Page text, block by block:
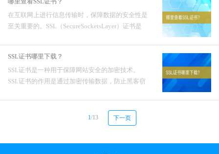
书？步骤一：购...
在互联网上进行信息传输时，保障数据的安全性是
至关重要的。SSL（SecureSocketsLayer）证书是
SSL证书哪里下载？
SSL证书是一种用于保障网站安全的加密技术。
SSL证书的作用是通过加密传输数据，防止黑客窃
1/13 下一页